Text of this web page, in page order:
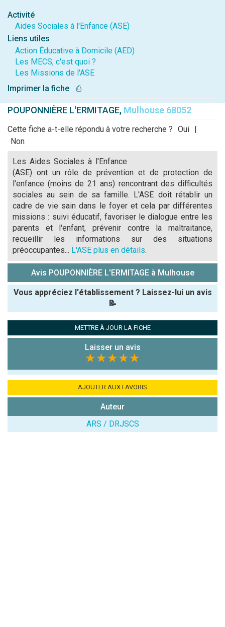
Activité
Aides Sociales à l'Enfance (ASE)
Liens utiles
Action Éducative à Domicile (AED)
Les MECS, c'est quoi ?
Les Missions de l'ASE
Imprimer la fiche
⎙
POUPONNIÈRE L'ERMITAGE, Mulhouse 68052
Cette fiche a-t-elle répondu à votre recherche ? Oui |
Non
Les Aides Sociales à l'Enfance
(ASE) ont un rôle de prévention et de protection de
l'enfance (moins de 21 ans) rencontrant des difficultés
sociales au sein de sa famille. L'ASE doit rétablir un
cadre de vie sain dans le foyer et cela par différentes
missions : suivi éducatif, favoriser le dialogue entre les
parents et l'enfant, prévenir contre la maltraitance,
recueillir les informations sur des situations
préoccupantes... L'ASE plus en détails.
Avis POUPONNIÈRE L'ERMITAGE à Mulhouse
Vous appréciez l'établissement ? Laissez-lui un avis
📝
Note que vous souhaitez attribuer :
Antispam -
7x4 (en
METTRE À JOUR LA FICHE
Laisser un avis
★★★★★
AJOUTER AUX FAVORIS
Auteur
ARS / DRJSCS